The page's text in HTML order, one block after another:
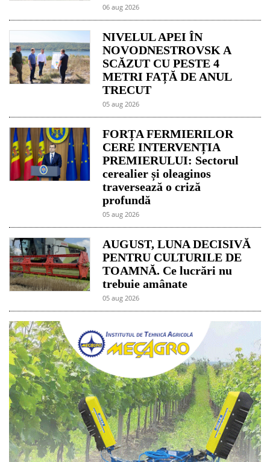
06 aug 2026
NIVELUL APEI ÎN
NOVODNESTROVSK A
SCĂZUT CU PESTE 4
METRI FAȚĂ DE ANUL
TRECUT
05 aug 2026
FORȚA FERMIERILOR
CERE INTERVENȚIA
PREMIERULUI: Sectorul
cerealier și oleaginos
traversează o criză
profundă
05 aug 2026
AUGUST, LUNA DECISIVĂ
PENTRU CULTURILE DE
TOAMNĂ. Ce lucrări nu
trebuie amânate
05 aug 2026